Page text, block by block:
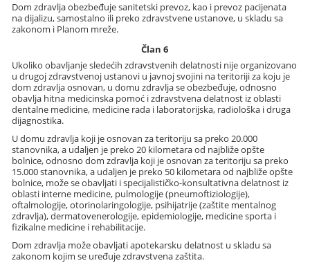
Dom zdravlja obezbeđuje sanitetski prevoz, kao i prevoz pacijenata
na dijalizu, samostalno ili preko zdravstvene ustanove, u skladu sa
zakonom i Planom mreže.
Član 6
Ukoliko obavljanje sledećih zdravstvenih delatnosti nije organizovano
u drugoj zdravstvenoj ustanovi u javnoj svojini na teritoriji za koju je
dom zdravlja osnovan, u domu zdravlja se obezbeđuje, odnosno
obavlja hitna medicinska pomoć i zdravstvena delatnost iz oblasti
dentalne medicine, medicine rada i laboratorijska, radiološka i druga
dijagnostika.
U domu zdravlja koji je osnovan za teritoriju sa preko 20.000
stanovnika, a udaljen je preko 20 kilometara od najbliže opšte
bolnice, odnosno dom zdravlja koji je osnovan za teritoriju sa preko
15.000 stanovnika, a udaljen je preko 50 kilometara od najbliže opšte
bolnice, može se obavljati i specijalističko-konsultativna delatnost iz
oblasti interne medicine, pulmologije (pneumoftiziologije),
oftalmologije, otorinolaringologije, psihijatrije (zaštite mentalnog
zdravlja), dermatovenerologije, epidemiologije, medicine sporta i
fizikalne medicine i rehabilitacije.
Dom zdravlja može obavljati apotekarsku delatnost u skladu sa
zakonom kojim se uređuje zdravstvena zaštita.